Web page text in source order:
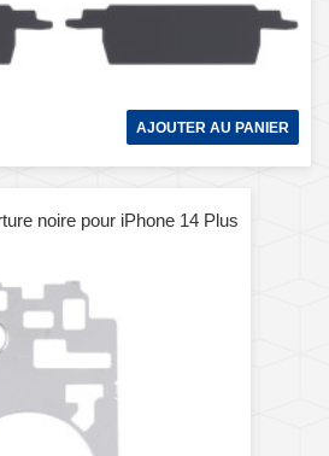
AJOUTER AU PANIER
noire pour iPhone 14 Plus